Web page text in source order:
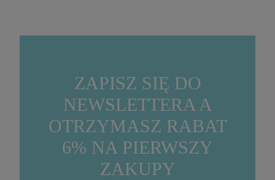
ZAPISZ SIĘ DO
NEWSLETTERA A
OTRZYMASZ RABAT
6% NA PIERWSZY
ZAKUPY